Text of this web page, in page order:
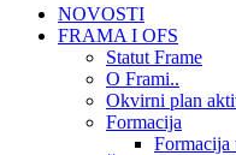
NOVOSTI
FRAMA I OFS
Statut Frame
O Frami..
Okvirni plan
Formacija